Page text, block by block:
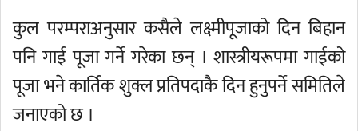
कुल परम्पराअनुसार कसैले लक्ष्मीपूजाको दिन बिहान
पनि गाई पूजा गर्ने गरेका छन् । शास्त्रीयरूपमा गाईको
पूजा भने कार्तिक शुक्ल प्रतिपदाकै दिन हुनुपर्ने समितिले
जनाएको छ ।